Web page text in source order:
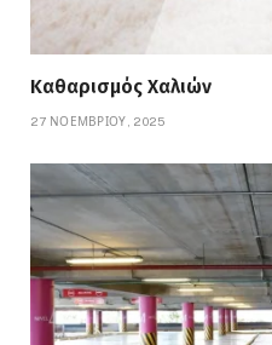
Καθαρισμός Χαλιών
27 ΝΟΕΜΒΡΊΟΥ, 2025